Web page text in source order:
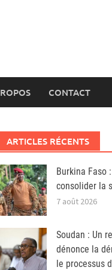
CONTACT
ARTICLES RÉCENTS
Burkina Faso
consolider la
7 août 2026
Soudan : Un
dénonce la
le processus